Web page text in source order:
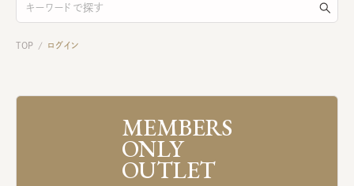
TOP / ログイン
MEMBERS
ONLY
OUTLET